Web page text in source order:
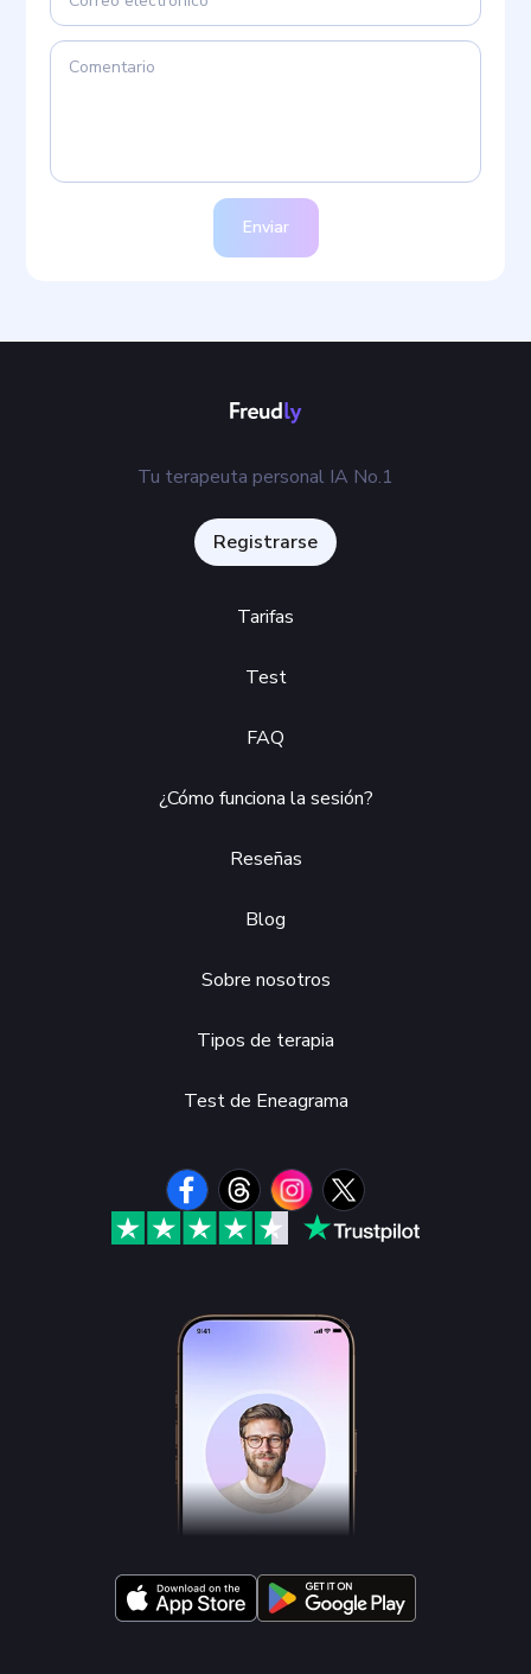
Enviar
Tu terapeuta personal IA No.1
Registrarse
Tarifas
Test
FAQ
¿Cómo funciona la sesión?
Reseñas
Blog
Sobre nosotros
Tipos de terapia
Test de Eneagrama